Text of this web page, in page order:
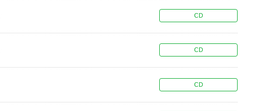
CD
CD
CD